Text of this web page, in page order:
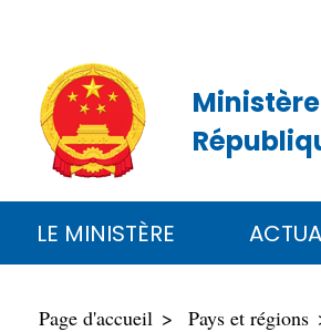
LE MINISTÈRE
Page d'accueil Pays et régions